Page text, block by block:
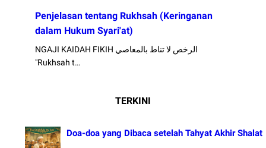
Penjelasan tentang Rukhsah (Keringanan
dalam Hukum Syari'at)
NGAJI KAIDAH FIKIH الرخص لا تناط بالمعاصي
"Rukhsah t…
TERKINI
Doa-doa yang Dibaca setelah Tahyat Akhir Shalat